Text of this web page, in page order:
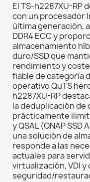
El TS-h2287XU-RP
con un procesador
última generación,
DDR4 ECC y
almacenamiento
duro/SSD que
rendimiento y
fiable de categoría
operativo QuTS
h2287XU-RP
la deduplicación de
prácticamente
y QSAL (QNAP
una solución de
responde a las
actuales para
virtualización, VDI y
seguridad/